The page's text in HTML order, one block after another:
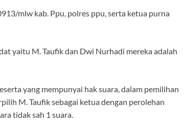
mlw kab. Ppu, polres ppu, serta ketua purna
yaitu M. Taufik dan Dwi Nurhadi mereka adalah
yang mempunyai hak suara, dalam pemilihan
M. Taufik sebagai ketua dengan perolehan
tidak sah 1 suara.